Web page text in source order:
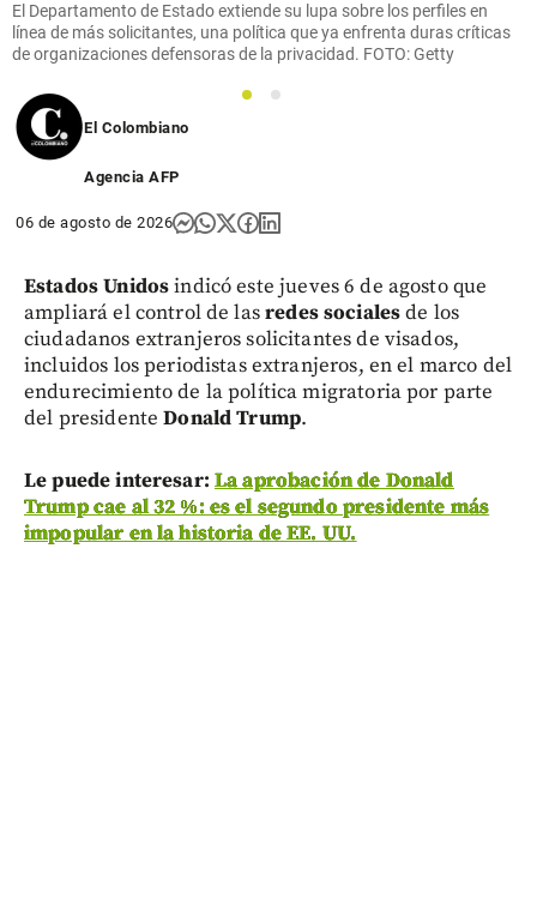
El Departamento de Estado extiende su lupa sobre los perfiles en
línea de más solicitantes, una política que ya enfrenta duras críticas
de organizaciones defensoras de la privacidad. FOTO: Getty
1
2
El Colombiano
Agencia AFP
06 de agosto de 2026
Estados Unidosindicó este jueves 6 de agosto que
ampliará el control de lasredes socialesde los
ciudadanos extranjeros solicitantes de visados,
incluidos los periodistas extranjeros, en el marco del
endurecimiento de la política migratoria por parte
del presidenteDonald Trump.
Le puede interesar: La aprobación de Donald
Trump cae al 32 %: es el segundo presidente más
impopular en la historia de EE. UU.